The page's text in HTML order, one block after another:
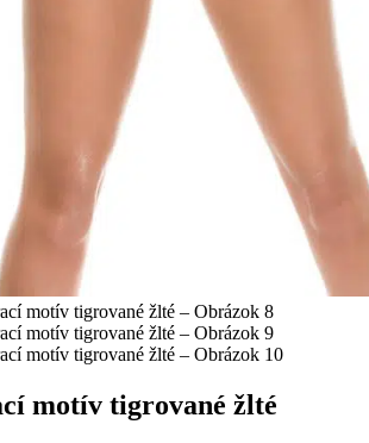
motív tigrované žlté